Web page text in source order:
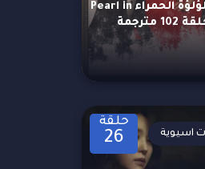
مسلسل اللؤلؤة الحمراء Pearl in
حلقة
26 اسيوية